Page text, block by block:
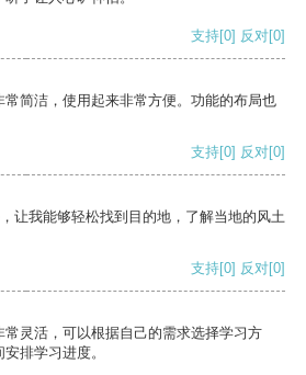
支持[0] 反对[0]
简洁，使用起来非常方便。功能的布局也
支持[0] 反对[0]
让我能够轻松找到目的地，了解当地的风土
支持[0] 反对[0]
灵活，可以根据自己的需求选择学习方
排学习进度。